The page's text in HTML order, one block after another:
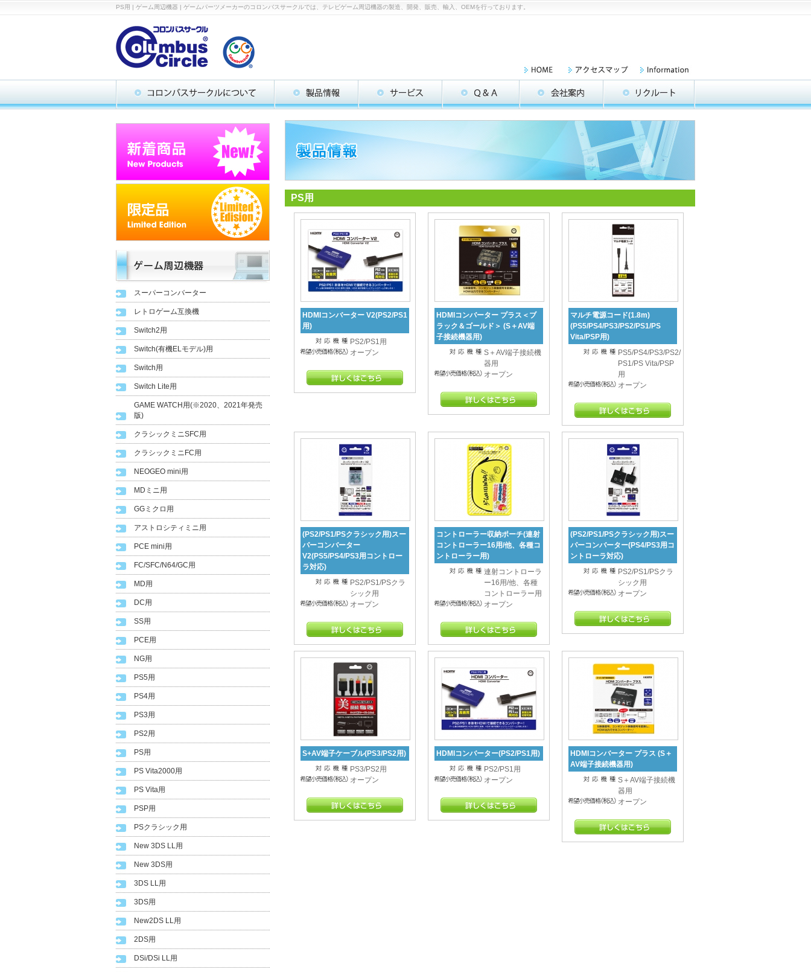
PS用 | ゲーム周辺機器 | ゲームパーツメーカーのコロンバスサークルでは、テレビゲーム周辺機器の製造、開発、販売、輸入、OEMを行っております。
スーパーコンバーター
レトロゲーム互換機
Switch2用
Switch(有機ELモデル)用
Switch用
Switch Lite用
GAME WATCH用(※2020、2021年発売
版)
クラシックミニSFC用
クラシックミニFC用
NEOGEO mini用
MDミニ用
GGミクロ用
アストロシティミニ用
PCE mini用
FC/SFC/N64/GC用
MD用
DC用
SS用
PCE用
NG用
PS5用
PS4用
PS3用
PS2用
PS用
PS Vita2000用
PS Vita用
PSP用
PSクラシック用
New 3DS LL用
New 3DS用
3DS LL用
3DS用
New2DS LL用
2DS用
DSi/DSi LL用
PS用
HDMIコンバーター V2(PS2/PS1
用)
PS2/PS1用
オープン
HDMIコンバーター プラス＜ブ
ラック＆ゴールド＞ (S＋AV端
子接続機器用)
S＋AV端子接続機
器用
オープン
マルチ電源コード(1.8m)
(PS5/PS4/PS3/PS2/PS1/PS
Vita/PSP用)
PS5/PS4/PS3/PS2/
PS1/PS Vita/PSP
用
オープン
(PS2/PS1/PSクラシック用)スー
パーコンバーター
V2(PS5/PS4/PS3用コントロー
ラ対応)
PS2/PS1/PSクラ
シック用
オープン
コントローラー収納ポーチ(連射
コントローラー16用/他、各種コ
ントローラー用)
連射コントローラ
ー16用/他、各種
コントローラー用
オープン
(PS2/PS1/PSクラシック用)スー
パーコンバーター(PS4/PS3用コ
ントローラ対応)
PS2/PS1/PSクラ
シック用
オープン
S+AV端子ケーブル(PS3/PS2用)
PS3/PS2用
オープン
HDMIコンバーター(PS2/PS1用)
PS2/PS1用
オープン
HDMIコンバーター プラス (S＋
AV端子接続機器用)
S＋AV端子接続機
器用
オープン